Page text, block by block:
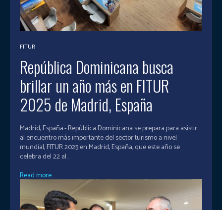
FITUR
República Dominicana busca
brillar un año más en FITUR
2025 de Madrid, España
Madrid, España.- República Dominicana se prepara para asistir
al encuentro más importante del sector turismo a nivel
mundial, FITUR 2025 en Madrid, España, que este año se
celebra del 22 al...
Read more...